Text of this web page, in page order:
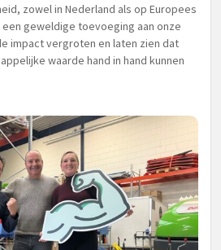
zowel in Nederland als op Europees
een geweldige toevoeging aan onze
impact vergroten en laten zien dat
waarde hand in hand kunnen